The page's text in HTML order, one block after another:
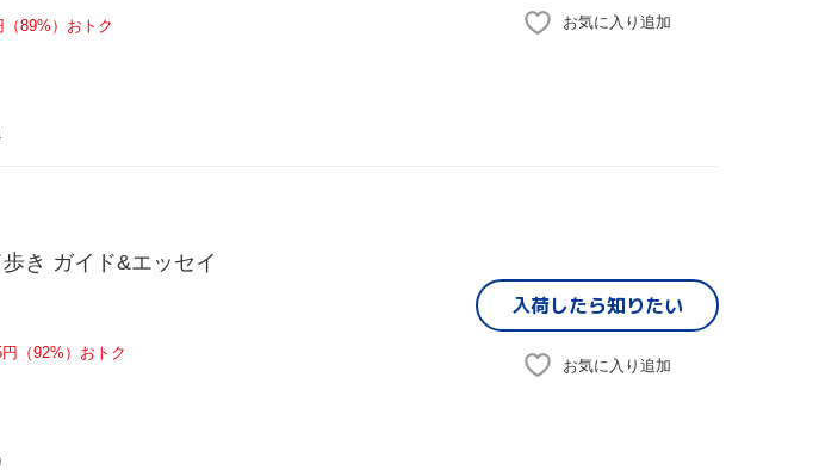
89%）おトク お気に入り追加
き ガイド&エッセイ
（92%）おトク
入荷したら知りたい
お気に入り追加